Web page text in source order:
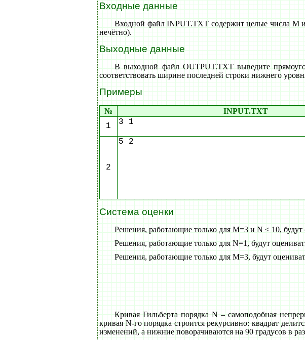
Входные данные
Входной файл INPUT.TXT содержит целые числа M
нечётно).
Выходные данные
В выходной файл OUTPUT.TXT выведите
соответствовать ширине последней строки нижнего
Примеры
№ INPUT.TXT
1 3 1
2
5 2
Система оценки
Решения, работающие только для M=3 и N ≤ 10, будут
Решения, работающие только для N=1, будут
Решения, работающие только для M=3, будут
Кривая Гильберта порядка N – самоподобная
кривая N-го порядка строится рекурсивно: квадрат
изменений, а нижние поворачиваются на 90 градусов в